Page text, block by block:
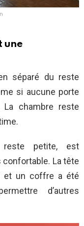
une
séparé du reste
si aucune porte
chambre reste
petite, est
La tête
et un coffre a été
d’autres